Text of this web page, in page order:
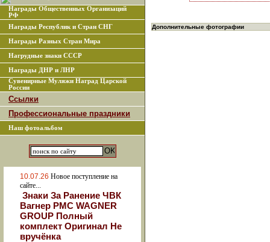
Награды Общественных Организаций
РФ
Награды Республик и Стран СНГ
Награды Разных Стран Мира
Нагрудные знаки СССР
Награды ДНР и ЛНР
Сувенирные Муляжи Наград Царской
России
Ссылки
Профессиональные праздники
Наш фотоальбом
10.07.26 Новое поступление на
сайте...
Знаки За Ранение ЧВК
Вагнер РМС WAGNER
GROUP Полный
комплект Оригинал Не
вручёнка
Дополнительные фотографии